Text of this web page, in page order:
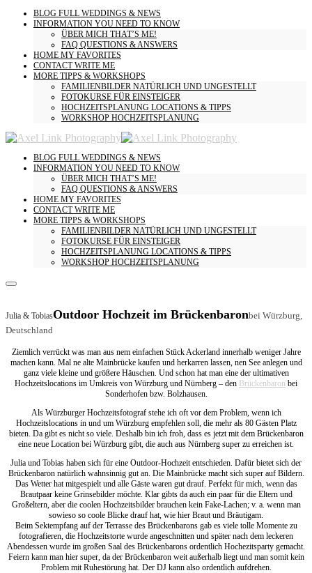
BLOG FULL WEDDINGS & NEWS
INFORMATION YOU NEED TO KNOW
ÜBER MICH THAT’S ME!
FAQ QUESTIONS & ANSWERS
HOME MY FAVORITES
CONTACTWRITE ME
MORE TIPPS & WORKSHOPS
FAMILIENBILDER NATÜRLICH UND UNGESTELLT
FOTOKURSE FÜR EINSTEIGER
HOCHZEITSPLANUNG LOCATIONS & TIPPS
WORKSHOP HOCHZEITSPLANUNG
BLOG FULL WEDDINGS & NEWS
INFORMATION YOU NEED TO KNOW
ÜBER MICH THAT’S ME!
FAQ QUESTIONS & ANSWERS
HOME MY FAVORITES
CONTACTWRITE ME
MORE TIPPS & WORKSHOPS
FAMILIENBILDER NATÜRLICH UND UNGESTELLT
FOTOKURSE FÜR EINSTEIGER
HOCHZEITSPLANUNG LOCATIONS & TIPPS
WORKSHOP HOCHZEITSPLANUNG
Julia & TobiasOutdoor Hochzeit im Brückenbaronbei Würzburg,
Deutschland
Ziemlich verrückt was man aus nem einfachen Stück Ackerland innerhalb weniger Jahre
machen kann. Mal ne alte Mainbrücke kaufen und herkarren lassen, nen See anlegen und
ganz viele kleine und größere Häuschen. Und schon hat man eine der ultimativen
Hochzeitslocations im Umkreis von Würzburg und Nürnberg – den Brückenbaron bei
Sonderhofen bzw. Bolzhausen.
Als Würzburger Hochzeitsfotograf stehe ich oft vor dem Problem, wenn ich
Hochzeitslocations in und um Würzburg empfehlen soll, die mehr als 80 Gästen Platz
bieten. Da gibt es nicht so viele. Deshalb bin ich froh, dass es jetzt mit dem Brückenbaron
eine neue Location bei Würzburg gibt, die auch aus Nürnberg super zu erreichen ist.
Julia und Tobias haben sich für eine Outdoor-Hochzeit entschieden. Dafür bietet sich der
Brückenbaron natürlich wahnsinnig gut an. Die Mainbrücke macht sich super auf Bildern.
Das Wetter hat mitgespielt und alle Gäste waren gut drauf. Perfekt für mich, wenn das
Brautpaar keine Grinsebilder möchte. Klar gibts da auch ein paar für die Eltern und
Großeltern, aber die coolen Hochzeitsbilder brauchen kein Fake-Lachen; v. a. wenn man
sowieso so coole Blicke drauf hat, wie hier Braut und Bräutigam.
Beim Sektempfang auf der Terrasse des Brückenbarons gab es viele tolle Momente zu
fotografieren, die Hochzeitstorte wurde angeschnitten und später nach dem leckeren
Abendessen wurde im großen Saal des Brückenbarons ordentlich Hochezitsparty gemacht.
Feiern kann man hier super, da der Brückenbaron weit außerhalb liegt und man somit kein
Problem mit Ruhestörung hat. Der DJ kann also ordentlich aufdrehen.